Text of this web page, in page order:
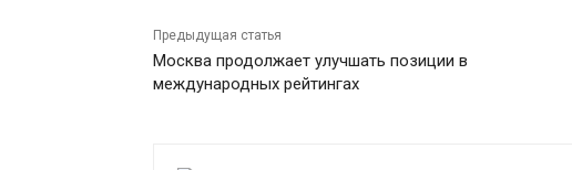
Предыдущая статья
Москва продолжает улучшать позиции в
международных рейтингах